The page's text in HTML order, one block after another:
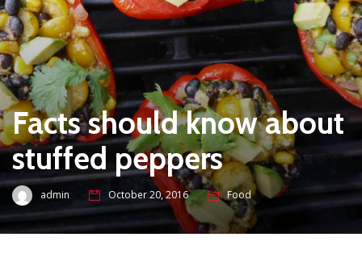
Facts should know about
stuffed peppers
admin October 20, 2016 Food